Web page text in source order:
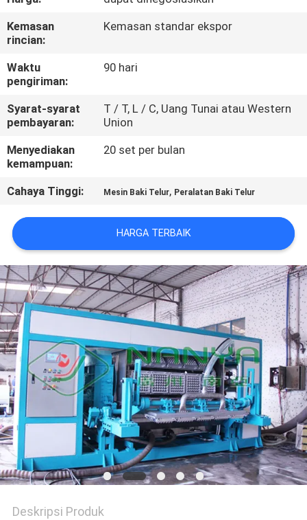
KAMI
TUR
PABRIK
KONTROL
HUBUNGI
BERITA
SITEMAP
PRIVACY
POLICY
Kemasan
rincian:
Kemasan standar ekspor
Waktu
pengiriman:
90 hari
Syarat-syarat
pembayaran:
T / T, L / C, Uang Tunai atau Western
Union
Menyediakan
kemampuan:
20 set per bulan
Cahaya Tinggi: Mesin Baki Telur, Peralatan Baki Telur
HARGA TERBAIK
Deskripsi Produk